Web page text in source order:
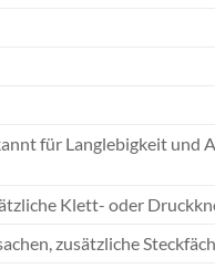
für Langlebigkeit
Klett- oder
zusätzliche